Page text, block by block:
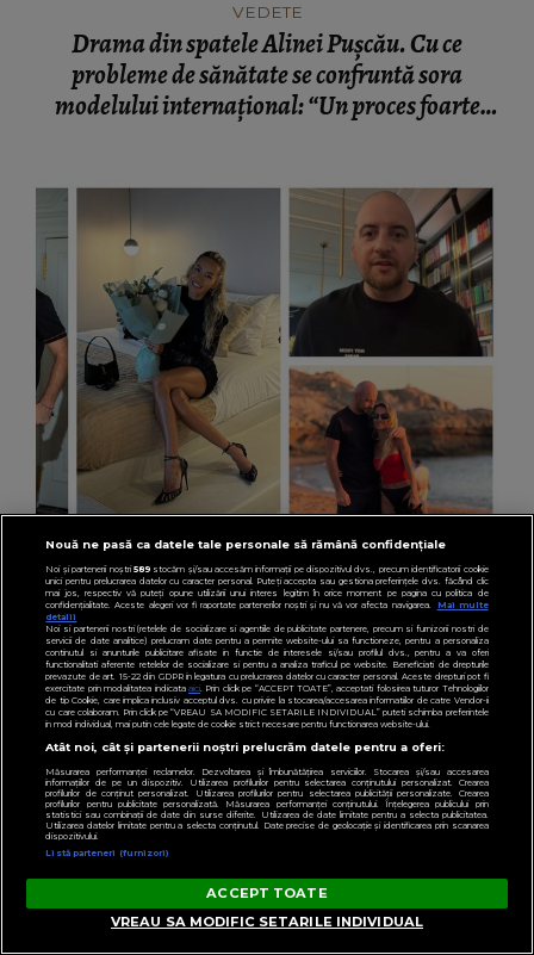
VEDETE
Drama din spatele Alinei Pușcău. Cu ce
probleme de sănătate se confruntă sora
modelului internațional: “Un proces foarte
VEDETE
Cum a surprins-o Andrei Ciobanu pe Flavia
Mihășan, de ziua de naștere: „Am mai înțeles
și că nu are sens.”
Nouă ne pasă ca datele tale personale să rămână confidențiale
Noi și partenerii noștri589stocăm și/sau accesăm informații pe dispozitivul dvs., precum identificatorii cookie
unici pentru prelucrarea datelor cu caracter personal. Puteți accepta sau gestiona preferințele dvs. făcând clic
mai jos, respectiv vă puteți opune utilizării unui interes legitim în orice moment pe pagina cu politica de
confidențialitate. Aceste alegeri vor fi raportate partenerilor noștri și nu vă vor afecta navigarea.
Mai multe
detalii
Noi si partenerii nostri (retelele de socializare si agentiile de publicitate partenere, precum si furnizorii nostri de
servicii de date analitice) prelucram date pentru a permite website-ului sa functioneze, pentru a personaliza
continutul si anunturile publicitare afisate in functie de interesele si/sau profilul dvs., pentru a va oferi
functionalitati aferente retelelor de socializare si pentru a analiza traficul pe website. Beneficiati de drepturile
prevazute de art. 15-22 din GDPR in legatura cu prelucrarea datelor cu caracter personal. Aceste drepturi pot fi
exercitate prin modalitatea indicataaici. Prin click pe “ACCEPT TOATE”, acceptati folosirea tuturor Tehnologiilor
de tip Cookie, care implica inclusiv acceptul dvs. cu privire la stocarea/accesarea informatiilor de catre Vendor-ii
cu care colaboram. Prin click pe “VREAU SA MODIFIC SETARILE INDIVIDUAL” puteti schimba preferintele
in mod individual, mai putin cele legate de cookie strict necesare pentru functionarea website-ului.
Atât noi, cât și partenerii noștri prelucrăm datele pentru a oferi:
Măsurarea performanței reclamelor. Dezvoltarea și îmbunătățirea serviciilor. Stocarea și/sau accesarea
informațiilor de pe un dispozitiv. Utilizarea profilurilor pentru selectarea conținutului personalizat. Crearea
profilurilor de conținut personalizat. Utilizarea profilurilor pentru selectarea publicității personalizate. Crearea
profilurilor pentru publicitate personalizată. Măsurarea performanței conținutului. Înțelegerea publicului prin
statistici sau combinații de date din surse diferite. Utilizarea de date limitate pentru a selecta publicitatea.
Utilizarea datelor limitate pentru a selecta conținutul. Date precise de geolocație și identificarea prin scanarea
dispozitivului.
Listă parteneri (furnizori)
ACCEPT TOATE
VREAU SA MODIFIC SETARILE INDIVIDUAL